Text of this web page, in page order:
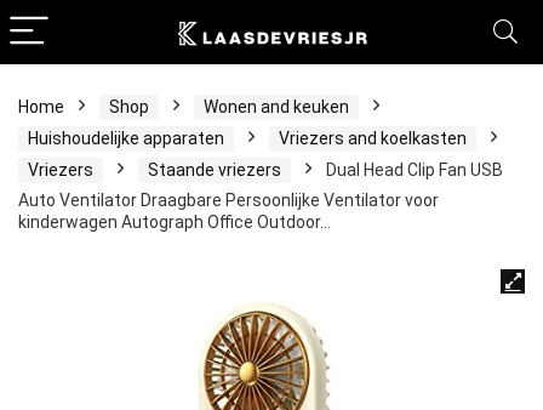
Home Shop
Wonen and keuken
Huishoudelijke apparaten
Vriezers and koelkasten
Vriezers
Staande vriezers
Dual Head Clip Fan USB
Auto Ventilator Draagbare Persoonlijke Ventilator voor
kinderwagen Autograph Office Outdoor…